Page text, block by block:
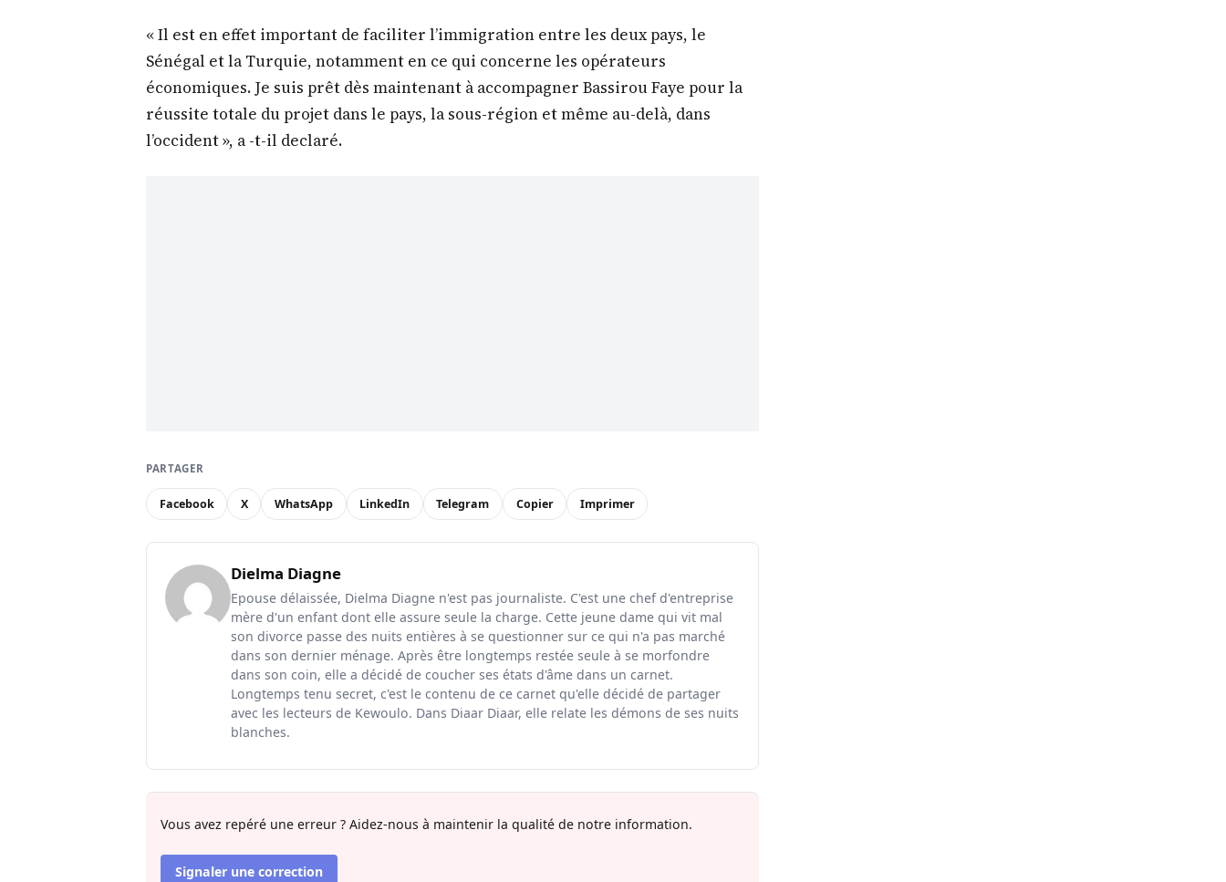
« Il est en effet important de faciliter l’immigration entre les deux pays, le
Sénégal et la Turquie, notamment en ce qui concerne les opérateurs
économiques. Je suis prêt dès maintenant à accompagner Bassirou Faye pour la
réussite totale du projet dans le pays, la sous-région et même au-delà, dans
l’occident », a -t-il declaré.
PARTAGER
Facebook X WhatsApp LinkedIn Telegram Copier Imprimer
Dielma Diagne
Epouse délaissée, Dielma Diagne n'est pas journaliste. C'est une chef d'entreprise
mère d'un enfant dont elle assure seule la charge. Cette jeune dame qui vit mal
son divorce passe des nuits entières à se questionner sur ce qui n'a pas marché
dans son dernier ménage. Après être longtemps restée seule à se morfondre
dans son coin, elle a décidé de coucher ses états d'âme dans un carnet.
Longtemps tenu secret, c'est le contenu de ce carnet qu'elle décidé de partager
avec les lecteurs de Kewoulo. Dans Diaar Diaar, elle relate les démons de ses nuits
blanches.
Vous avez repéré une erreur ? Aidez-nous à maintenir la qualité de notre information.
Signaler une correction